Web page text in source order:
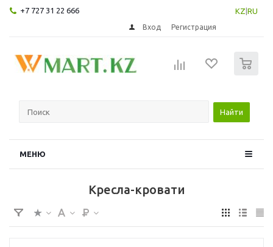
+7 727 31 22 666 KZ RU
Вход Регистрация
Найти
МЕНЮ
Кресла-кровати